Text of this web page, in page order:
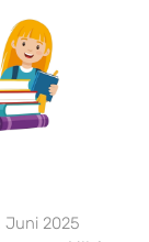
Juni 2025